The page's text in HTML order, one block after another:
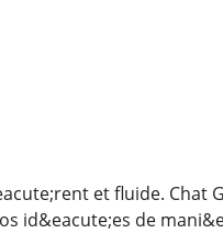
et fluide. Chat
id&eacute;es de